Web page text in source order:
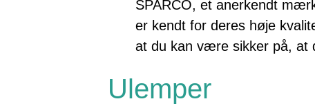
SPARCO, et anerkendt
er kendt for deres høje
at du kan være sikker på, at
Ulemper